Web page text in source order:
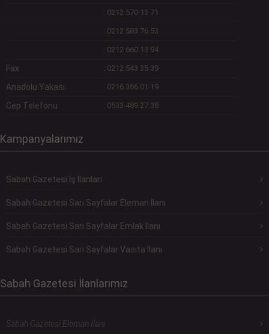
: 0212 570 13 71
: 0212 583 76 53
: 0212 660 13 94
Fax : 0212 543 35 39
Anadolu Yakası : 0216 366 01 19
Cep Telefonu : 0533 489 27 38
Kampanyalarımız
Sabah Gazetesi İş İlanları
Sabah Gazetesi Sarı Sayfalar Eleman İlanı
Sabah Gazetesi Sarı Sayfalar Emlak İlanı
Sabah Gazetesi Sarı Sayfalar Vasıta İlanı
Sabah Gazetesi İlanlarımız
Sabah Gazetesi Eleman İlanı